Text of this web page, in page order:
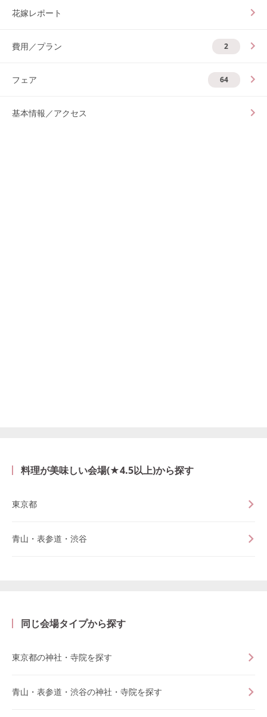
花嫁レポート
費用／プラン 2
フェア 64
基本情報／アクセス
料理が美味しい会場(★4.5以上)から探す
東京都
青山・表参道・渋谷
同じ会場タイプから探す
東京都の神社・寺院を探す
青山・表参道・渋谷の神社・寺院を探す